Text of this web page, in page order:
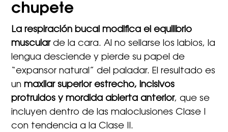
chupete
La respiración bucal modifica el equilibrio
muscularde la cara. Al no sellarse los labios, la
lengua desciende y pierde su papel de
“expansor natural” del paladar. El resultado es
unmaxilar superior estrecho, incisivos
protruidos y mordida abierta anterior, que se
incluyen dentro de las maloclusiones Clase I
con tendencia a la Clase II.